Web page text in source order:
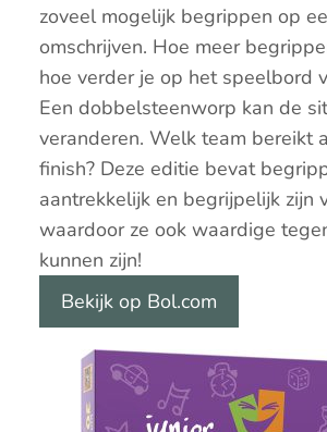
zoveel mogelijk begrippen op
omschrijven. Hoe meer
hoe verder je op het speelbord
Een dobbelsteenworp kan de
veranderen. Welk team bereikt
finish? Deze editie bevat
aantrekkelijk en begrijpelijk zijn
waardoor ze ook waardige
kunnen zijn!
Bekijk op Bol.com